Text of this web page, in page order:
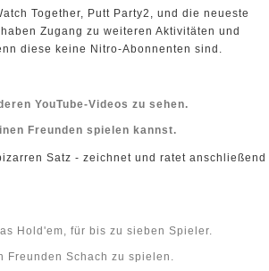
Together, Putt Party2, und die neueste
Zugang zu weiteren Aktivitäten und
diese keine Nitro-Abonnenten sind.
YouTube-Videos zu sehen.
Freunden spielen kannst.
Satz - zeichnet und ratet anschließend
Hold'em, für bis zu sieben Spieler.
Freunden Schach zu spielen.